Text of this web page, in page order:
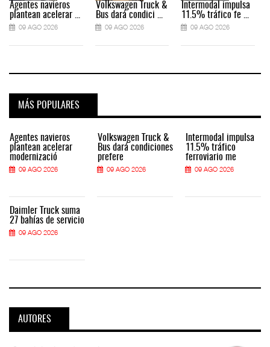
Agentes navieros
plantean acelerar ...
09 AGO 2026
Volkswagen Truck &
Bus dará condici ...
09 AGO 2026
Intermodal impulsa
11.5% tráfico fe ...
09 AGO 2026
MÁS POPULARES
Agentes navieros
plantean acelerar
modernizació
09 AGO 2026
Daimler Truck suma
27 bahías de servicio
09 AGO 2026
Volkswagen Truck &
Bus dará condiciones
prefere
09 AGO 2026
Intermodal impulsa
11.5% tráfico
ferroviario me
09 AGO 2026
AUTORES